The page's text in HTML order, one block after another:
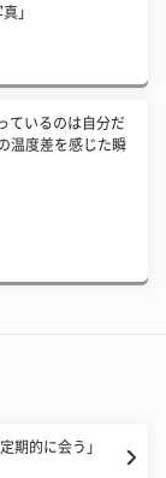
」
ているのは自分だ
温度差を感じた瞬
期的に会う」